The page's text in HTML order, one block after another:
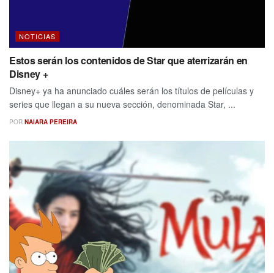
NOTICIAS
Estos serán los contenidos de Star que aterrizarán en
Disney +
Disney+ ya ha anunciado cuáles serán los títulos de películas y
series que llegan a su nueva sección, denominada Star, ...
POR NAIARA PEREIRA